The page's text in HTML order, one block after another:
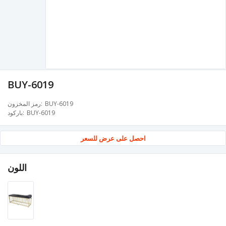
BUY-6019
رمز المخزون BUY-6019
باركود BUY-6019
احصل على عرض للسعر
اللون